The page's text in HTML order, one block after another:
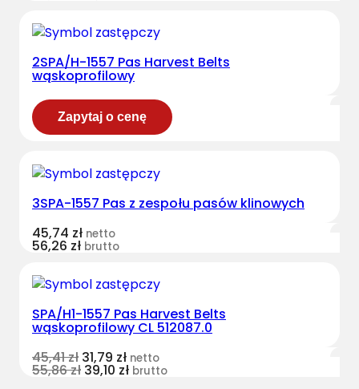
2SPA/H-1557 Pas Harvest Belts
wąskoprofilowy
Zapytaj o cenę
3SPA-1557 Pas z zespołu pasów klinowych
45,74 zł netto
56,26 zł brutto
SPA/H1-1557 Pas Harvest Belts
wąskoprofilowy CL 512087.0
45,41zł 31,79 zł netto
55,86zł 39,10 zł brutto